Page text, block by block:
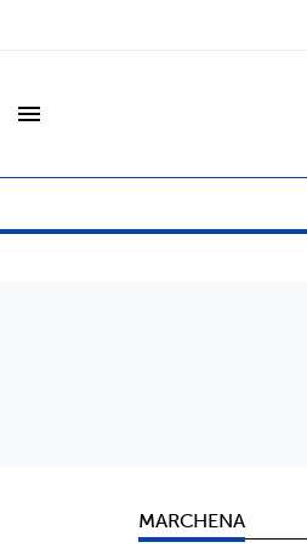
menu
MARCHENA